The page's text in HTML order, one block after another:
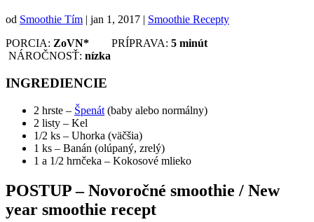
od Smoothie Tím | jan 1, 2017 | Smoothie Recepty
PORCIA: ZoVN* PRÍPRAVA: 5 minút
NÁROČNOSŤ: nízka
INGREDIENCIE
2 hrste – Špenát (baby alebo normálny)
2 listy – Kel
1/2 ks – Uhorka (väčšia)
1 ks – Banán (olúpaný, zrelý)
1 a 1/2 hrnčeka – Kokosové mlieko
POSTUP – Novoročné smoothie / New
year smoothie recept